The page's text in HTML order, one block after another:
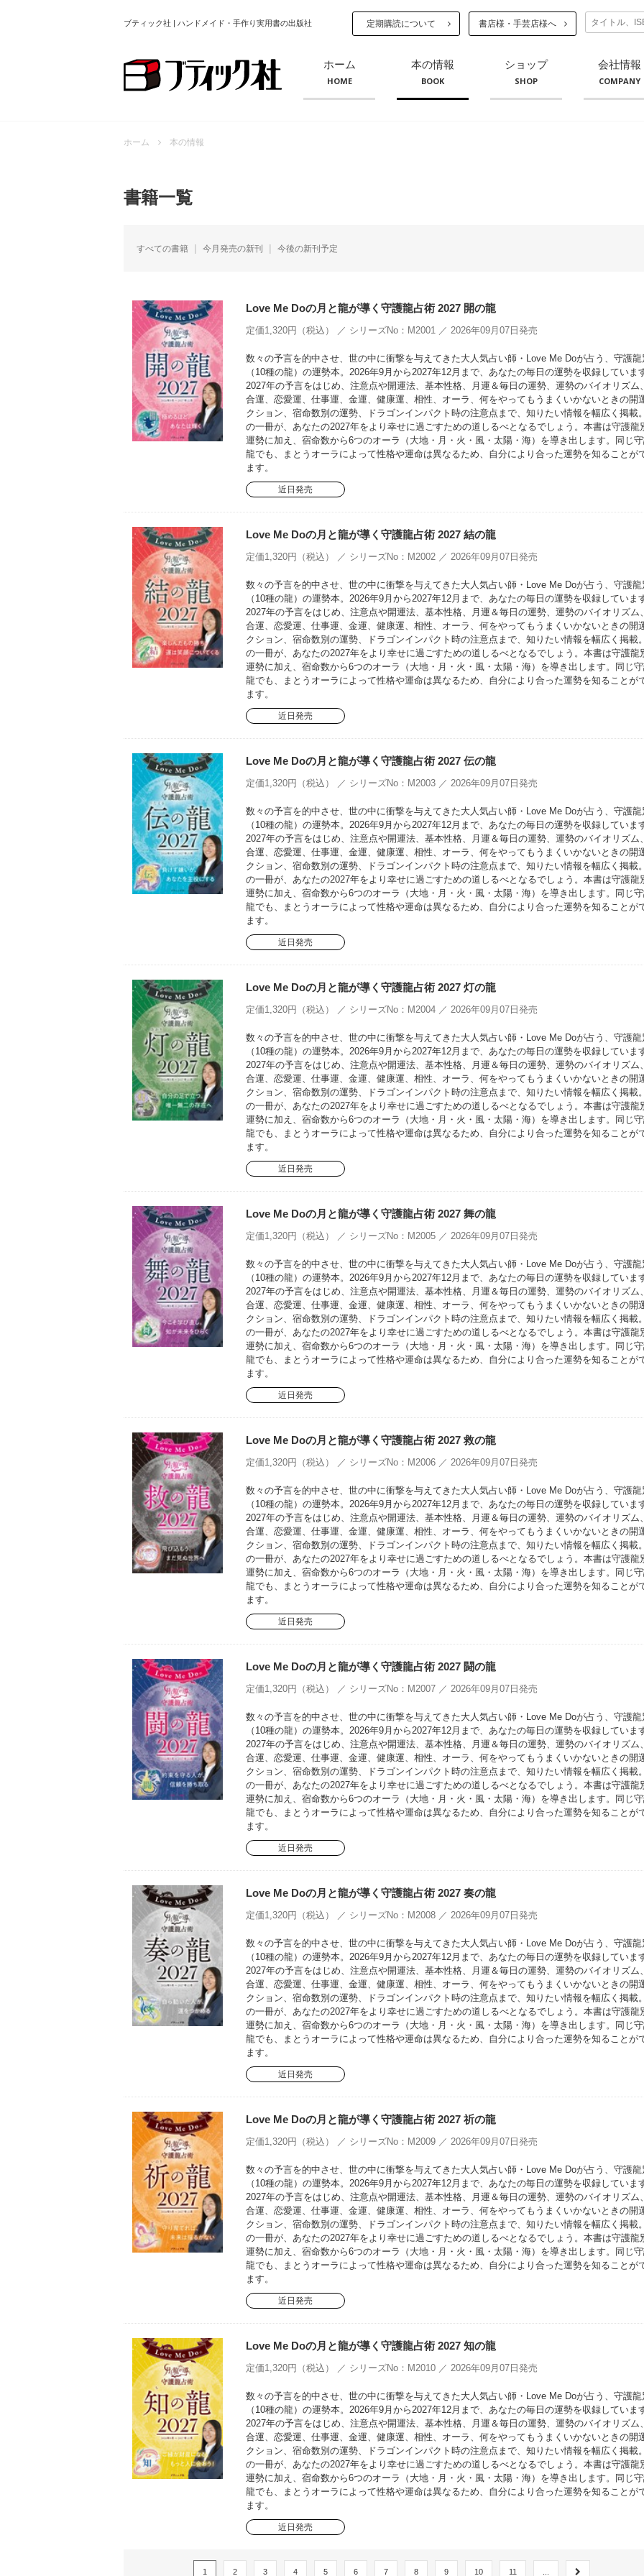
ブティック社 | ハンドメイド・手作り実用書の出版社 定期購読について 書店様・手芸店様へ
ホーム
HOME
本の情報
BOOK
ショップ
SHOP
会社情報
COMPANY
ホーム 本の情報
書籍一覧
すべての書籍 今月発売の新刊 今後の新刊予定
Love Me Doの月と龍が導く守護龍占術 2027 開の龍
定価1,320円（税込） ／ シリーズNo：M2001 ／ 2026年09月07日発売
数々の予言を的中させ、世の中に衝撃を与えてきた大人気占い師・Love Me Doが占う、守護龍
（10種の龍）の運勢本。2026年9月から2027年12月まで、あなたの毎日の運勢を収録していま
2027年の予言をはじめ、注意点や開運法、基本性格、月運＆毎日の運勢、運勢のバイオリズム
合運、恋愛運、仕事運、金運、健康運、相性、オーラ、何をやってもうまくいかないときの開
クション、宿命数別の運勢、ドラゴンインパクト時の注意点まで、知りたい情報を幅広く掲載
の一冊が、あなたの2027年をより幸せに過ごすための道しるべとなるでしょう。本書は守護龍
運勢に加え、宿命数から6つのオーラ（大地・月・火・風・太陽・海）を導き出します。同じ
龍でも、まとうオーラによって性格や運命は異なるため、自分により合った運勢を知ることが
ます。
近日発売
Love Me Doの月と龍が導く守護龍占術 2027 結の龍
定価1,320円（税込） ／ シリーズNo：M2002 ／ 2026年09月07日発売
数々の予言を的中させ、世の中に衝撃を与えてきた大人気占い師・Love Me Doが占う、守護龍
（10種の龍）の運勢本。2026年9月から2027年12月まで、あなたの毎日の運勢を収録していま
2027年の予言をはじめ、注意点や開運法、基本性格、月運＆毎日の運勢、運勢のバイオリズム
合運、恋愛運、仕事運、金運、健康運、相性、オーラ、何をやってもうまくいかないときの開
クション、宿命数別の運勢、ドラゴンインパクト時の注意点まで、知りたい情報を幅広く掲載
の一冊が、あなたの2027年をより幸せに過ごすための道しるべとなるでしょう。本書は守護龍
運勢に加え、宿命数から6つのオーラ（大地・月・火・風・太陽・海）を導き出します。同じ
龍でも、まとうオーラによって性格や運命は異なるため、自分により合った運勢を知ることが
ます。
近日発売
Love Me Doの月と龍が導く守護龍占術 2027 伝の龍
定価1,320円（税込） ／ シリーズNo：M2003 ／ 2026年09月07日発売
数々の予言を的中させ、世の中に衝撃を与えてきた大人気占い師・Love Me Doが占う、守護龍
（10種の龍）の運勢本。2026年9月から2027年12月まで、あなたの毎日の運勢を収録していま
2027年の予言をはじめ、注意点や開運法、基本性格、月運＆毎日の運勢、運勢のバイオリズム
合運、恋愛運、仕事運、金運、健康運、相性、オーラ、何をやってもうまくいかないときの開
クション、宿命数別の運勢、ドラゴンインパクト時の注意点まで、知りたい情報を幅広く掲載
の一冊が、あなたの2027年をより幸せに過ごすための道しるべとなるでしょう。本書は守護龍
運勢に加え、宿命数から6つのオーラ（大地・月・火・風・太陽・海）を導き出します。同じ
龍でも、まとうオーラによって性格や運命は異なるため、自分により合った運勢を知ることが
ます。
近日発売
Love Me Doの月と龍が導く守護龍占術 2027 灯の龍
定価1,320円（税込） ／ シリーズNo：M2004 ／ 2026年09月07日発売
数々の予言を的中させ、世の中に衝撃を与えてきた大人気占い師・Love Me Doが占う、守護龍
（10種の龍）の運勢本。2026年9月から2027年12月まで、あなたの毎日の運勢を収録していま
2027年の予言をはじめ、注意点や開運法、基本性格、月運＆毎日の運勢、運勢のバイオリズム
合運、恋愛運、仕事運、金運、健康運、相性、オーラ、何をやってもうまくいかないときの開
クション、宿命数別の運勢、ドラゴンインパクト時の注意点まで、知りたい情報を幅広く掲載
の一冊が、あなたの2027年をより幸せに過ごすための道しるべとなるでしょう。本書は守護龍
運勢に加え、宿命数から6つのオーラ（大地・月・火・風・太陽・海）を導き出します。同じ
龍でも、まとうオーラによって性格や運命は異なるため、自分により合った運勢を知ることが
ます。
近日発売
Love Me Doの月と龍が導く守護龍占術 2027 舞の龍
定価1,320円（税込） ／ シリーズNo：M2005 ／ 2026年09月07日発売
数々の予言を的中させ、世の中に衝撃を与えてきた大人気占い師・Love Me Doが占う、守護龍
（10種の龍）の運勢本。2026年9月から2027年12月まで、あなたの毎日の運勢を収録していま
2027年の予言をはじめ、注意点や開運法、基本性格、月運＆毎日の運勢、運勢のバイオリズム
合運、恋愛運、仕事運、金運、健康運、相性、オーラ、何をやってもうまくいかないときの開
クション、宿命数別の運勢、ドラゴンインパクト時の注意点まで、知りたい情報を幅広く掲載
の一冊が、あなたの2027年をより幸せに過ごすための道しるべとなるでしょう。本書は守護龍
運勢に加え、宿命数から6つのオーラ（大地・月・火・風・太陽・海）を導き出します。同じ
龍でも、まとうオーラによって性格や運命は異なるため、自分により合った運勢を知ることが
ます。
近日発売
Love Me Doの月と龍が導く守護龍占術 2027 救の龍
定価1,320円（税込） ／ シリーズNo：M2006 ／ 2026年09月07日発売
数々の予言を的中させ、世の中に衝撃を与えてきた大人気占い師・Love Me Doが占う、守護龍
（10種の龍）の運勢本。2026年9月から2027年12月まで、あなたの毎日の運勢を収録していま
2027年の予言をはじめ、注意点や開運法、基本性格、月運＆毎日の運勢、運勢のバイオリズム
合運、恋愛運、仕事運、金運、健康運、相性、オーラ、何をやってもうまくいかないときの開
クション、宿命数別の運勢、ドラゴンインパクト時の注意点まで、知りたい情報を幅広く掲載
の一冊が、あなたの2027年をより幸せに過ごすための道しるべとなるでしょう。本書は守護龍
運勢に加え、宿命数から6つのオーラ（大地・月・火・風・太陽・海）を導き出します。同じ
龍でも、まとうオーラによって性格や運命は異なるため、自分により合った運勢を知ることが
ます。
近日発売
Love Me Doの月と龍が導く守護龍占術 2027 闘の龍
定価1,320円（税込） ／ シリーズNo：M2007 ／ 2026年09月07日発売
数々の予言を的中させ、世の中に衝撃を与えてきた大人気占い師・Love Me Doが占う、守護龍
（10種の龍）の運勢本。2026年9月から2027年12月まで、あなたの毎日の運勢を収録していま
2027年の予言をはじめ、注意点や開運法、基本性格、月運＆毎日の運勢、運勢のバイオリズム
合運、恋愛運、仕事運、金運、健康運、相性、オーラ、何をやってもうまくいかないときの開
クション、宿命数別の運勢、ドラゴンインパクト時の注意点まで、知りたい情報を幅広く掲載
の一冊が、あなたの2027年をより幸せに過ごすための道しるべとなるでしょう。本書は守護龍
運勢に加え、宿命数から6つのオーラ（大地・月・火・風・太陽・海）を導き出します。同じ
龍でも、まとうオーラによって性格や運命は異なるため、自分により合った運勢を知ることが
ます。
近日発売
Love Me Doの月と龍が導く守護龍占術 2027 奏の龍
定価1,320円（税込） ／ シリーズNo：M2008 ／ 2026年09月07日発売
数々の予言を的中させ、世の中に衝撃を与えてきた大人気占い師・Love Me Doが占う、守護龍
（10種の龍）の運勢本。2026年9月から2027年12月まで、あなたの毎日の運勢を収録していま
2027年の予言をはじめ、注意点や開運法、基本性格、月運＆毎日の運勢、運勢のバイオリズム
合運、恋愛運、仕事運、金運、健康運、相性、オーラ、何をやってもうまくいかないときの開
クション、宿命数別の運勢、ドラゴンインパクト時の注意点まで、知りたい情報を幅広く掲載
の一冊が、あなたの2027年をより幸せに過ごすための道しるべとなるでしょう。本書は守護龍
運勢に加え、宿命数から6つのオーラ（大地・月・火・風・太陽・海）を導き出します。同じ
龍でも、まとうオーラによって性格や運命は異なるため、自分により合った運勢を知ることが
ます。
近日発売
Love Me Doの月と龍が導く守護龍占術 2027 祈の龍
定価1,320円（税込） ／ シリーズNo：M2009 ／ 2026年09月07日発売
数々の予言を的中させ、世の中に衝撃を与えてきた大人気占い師・Love Me Doが占う、守護龍
（10種の龍）の運勢本。2026年9月から2027年12月まで、あなたの毎日の運勢を収録していま
2027年の予言をはじめ、注意点や開運法、基本性格、月運＆毎日の運勢、運勢のバイオリズム
合運、恋愛運、仕事運、金運、健康運、相性、オーラ、何をやってもうまくいかないときの開
クション、宿命数別の運勢、ドラゴンインパクト時の注意点まで、知りたい情報を幅広く掲載
の一冊が、あなたの2027年をより幸せに過ごすための道しるべとなるでしょう。本書は守護龍
運勢に加え、宿命数から6つのオーラ（大地・月・火・風・太陽・海）を導き出します。同じ
龍でも、まとうオーラによって性格や運命は異なるため、自分により合った運勢を知ることが
ます。
近日発売
Love Me Doの月と龍が導く守護龍占術 2027 知の龍
定価1,320円（税込） ／ シリーズNo：M2010 ／ 2026年09月07日発売
数々の予言を的中させ、世の中に衝撃を与えてきた大人気占い師・Love Me Doが占う、守護龍
（10種の龍）の運勢本。2026年9月から2027年12月まで、あなたの毎日の運勢を収録していま
2027年の予言をはじめ、注意点や開運法、基本性格、月運＆毎日の運勢、運勢のバイオリズム
合運、恋愛運、仕事運、金運、健康運、相性、オーラ、何をやってもうまくいかないときの開
クション、宿命数別の運勢、ドラゴンインパクト時の注意点まで、知りたい情報を幅広く掲載
の一冊が、あなたの2027年をより幸せに過ごすための道しるべとなるでしょう。本書は守護龍
運勢に加え、宿命数から6つのオーラ（大地・月・火・風・太陽・海）を導き出します。同じ
龍でも、まとうオーラによって性格や運命は異なるため、自分により合った運勢を知ることが
ます。
近日発売
1 2 3 4 5 6 7 8 9 10 11